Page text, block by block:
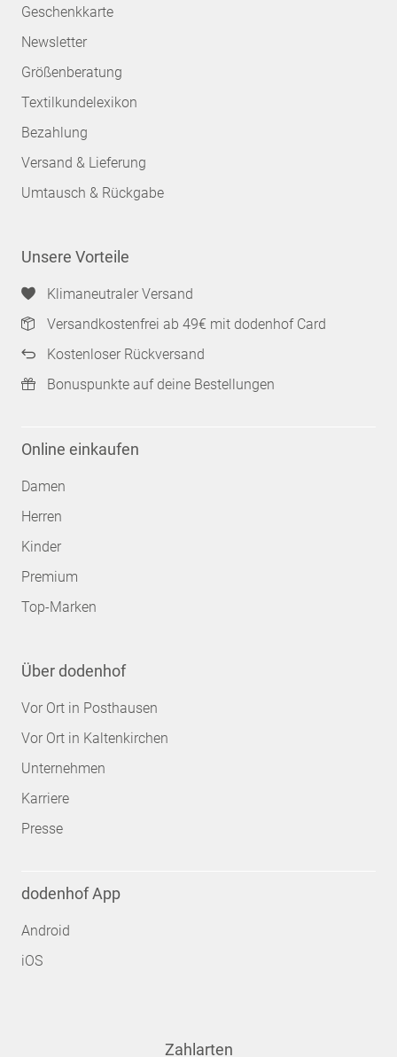
Geschenkkarte
Newsletter
Größenberatung
Textilkundelexikon
Bezahlung
Versand & Lieferung
Umtausch & Rückgabe
Unsere Vorteile
Klimaneutraler Versand
Versandkostenfrei ab 49€ mit dodenhof Card
Kostenloser Rückversand
Bonuspunkte auf deine Bestellungen
Online einkaufen
Damen
Herren
Kinder
Premium
Top-Marken
Über dodenhof
Vor Ort in Posthausen
Vor Ort in Kaltenkirchen
Unternehmen
Karriere
Presse
dodenhof App
Android
iOS
Zahlarten